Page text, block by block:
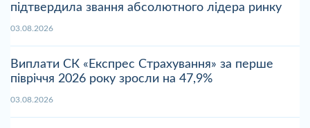
підтвердила звання абсолютного лідера ринку
03.08.2026
Виплати СК «Експрес Страхування» за перше
півріччя 2026 року зросли на 47,9%
03.08.2026